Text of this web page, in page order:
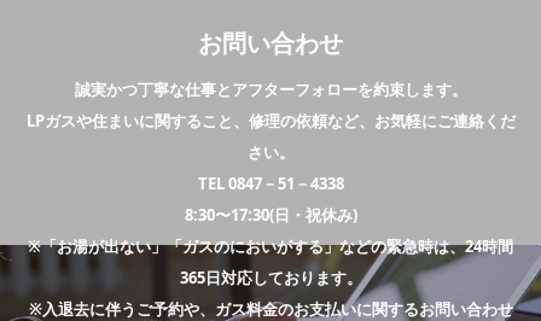
お問い合わせ
誠実かつ丁寧な仕事とアフターフォローを約束します。
LPガスや住まいに関すること、修理の依頼など、お気軽にご連絡くだ
さい。
TEL 0847－51－4338
8:30〜17:30(日・祝休み)
※「お湯が出ない」「ガスのにおいがする」などの緊急時は、24時間
365日対応しております。
※入退去に伴うご予約や、ガス料金のお支払いに関するお問い合わせ